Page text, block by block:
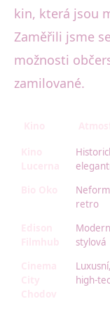
kin, která jsou
Zaměřili jsme
možnosti
zamilované.
retro
stylová
Luxusní,
high-